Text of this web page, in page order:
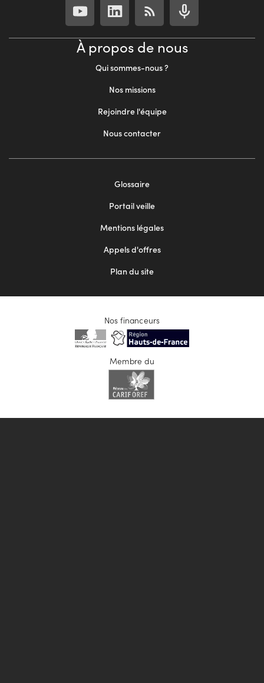
À propos de nous
Qui sommes-nous ?
Nos missions
Rejoindre l'équipe
Nous contacter
Glossaire
Portail veille
Mentions légales
Appels d'offres
Plan du site
Nos financeurs
Membre du